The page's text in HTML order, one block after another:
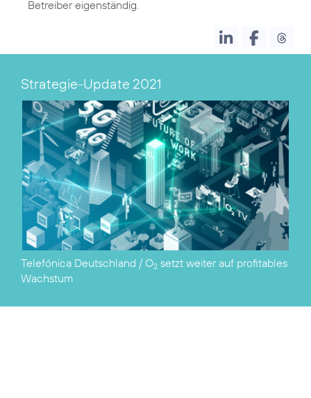
Strategie-Update 2021
Telefónica Deutschland / O2 setzt weiter auf profitables
Wachstum